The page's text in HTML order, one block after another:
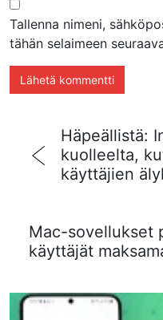
Tallenna nimeni,
tähän selaimeen
Häpeällistä:
kuolleelta,
käyttäjien
Mac-sovellukset
käyttäjät